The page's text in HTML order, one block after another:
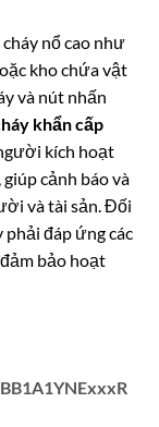
nổ cao như
kho chứa vật
và nút nhấn
khẩn cấp
kích hoạt
cảnh báo và
và tài sản. Đối
đáp ứng các
bảo hoạt